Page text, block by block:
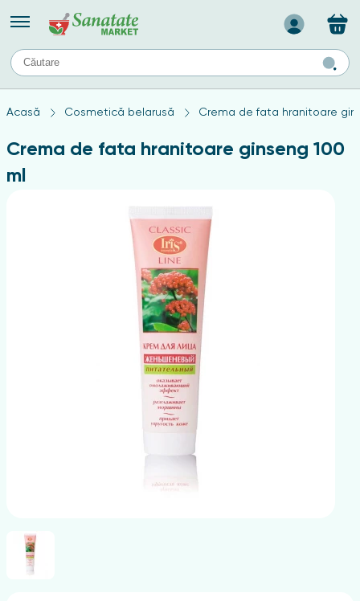
Назад
TIPURI DE TEN
Produse pentru ten mixt
Ten problematic
Acasă Cosmetică belarusă Crema de fata hranitoare
Crema de fata hranitoare ginseng 100
ml